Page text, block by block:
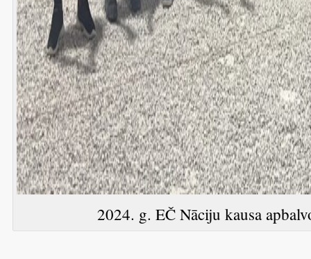
2024. g. EČ Nāciju kausa